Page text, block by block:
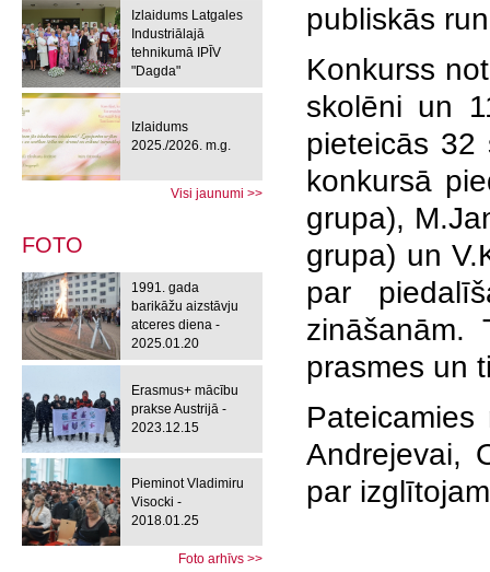
Izlaidums Latgales
Industriālajā
tehnikumā IPĪV
"Dagda"
Izlaidums
2025./2026. m.g.
Visi jaunumi >>
FOTO
1991. gada
barikāžu aizstāvju
atceres diena -
2025.01.20
Erasmus+ mācību
prakse Austrijā -
2023.12.15
Pieminot Vladimiru
Visocki -
2018.01.25
Foto arhīvs >>
publiskās
Konkurss
skolēni un
pieteicās 32
konkursā
grupa),
grupa) un
par
zināšanām.
prasmes un
Andrejevai,
par